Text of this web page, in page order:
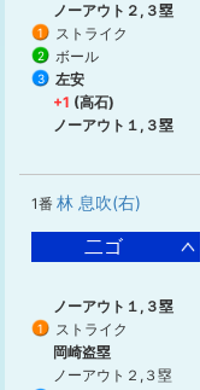
ノーアウト２,３塁
1 ストライク
2 ボール
3
左安
+1 (高石)
ノーアウト１,３塁
1番 林 息吹(右)
二ゴ
ノーアウト１,３塁
1 ストライク
岡崎盗塁
ノーアウト２,３塁